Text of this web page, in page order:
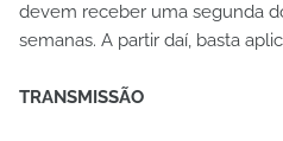
devem receber uma segunda
semanas. A partir daí, basta
TRANSMISSÃO